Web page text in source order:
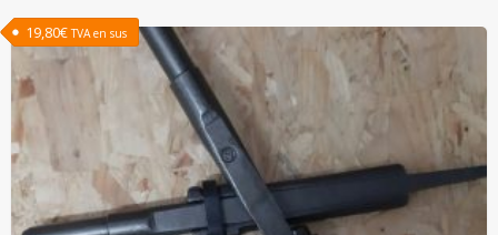
19,80€ TVA en sus